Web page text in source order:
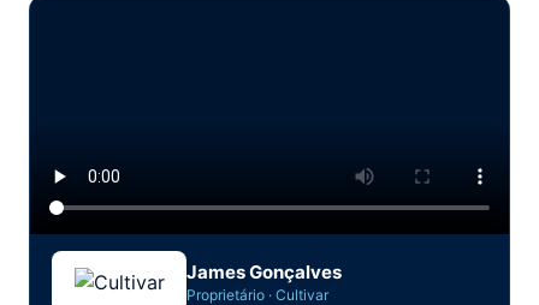
James Gonçalves
Proprietário · Cultivar